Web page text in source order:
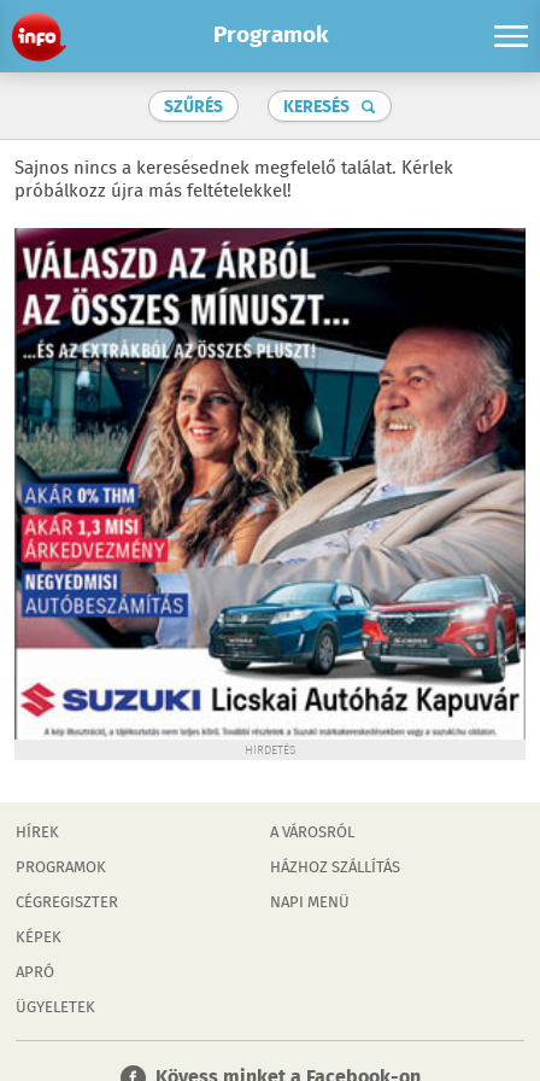
Programok
SZŰRÉS KERESÉS
Sajnos nincs a keresésednek megfelelő találat. Kérlek
próbálkozz újra más feltételekkel!
HIRDETÉS
HÍREK
PROGRAMOK
CÉGREGISZTER
KÉPEK
APRÓ
ÜGYELETEK
A VÁROSRÓL
HÁZHOZ SZÁLLÍTÁS
NAPI MENÜ